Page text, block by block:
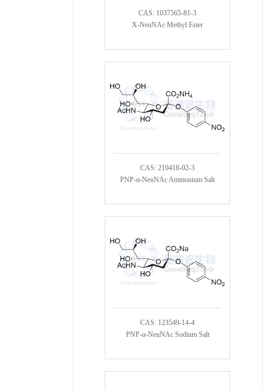
CAS: 1037565-81-3
X-NeuNAc Methyl Ester
CAS: 210418-02-3
PNP-α-NeuNAc Ammonium Salt
CAS: 123549-14-4
PNP-α-NeuNAc Sodium Salt